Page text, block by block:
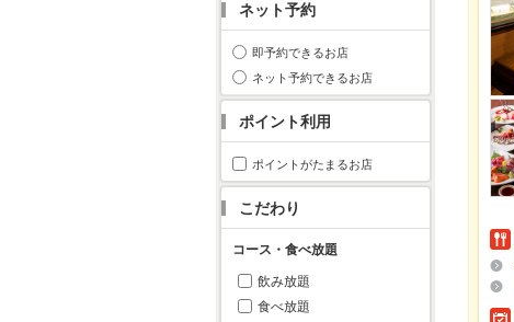
5
12
14 15 16
19
20 21 22 23 24
25
26
27 28 29
ネット予約
即予約できるお店
ネット予約できるお店
ポイント利用
ポイントがたまるお店
こだわり
コース・食べ放題
飲み放題
食べ放題